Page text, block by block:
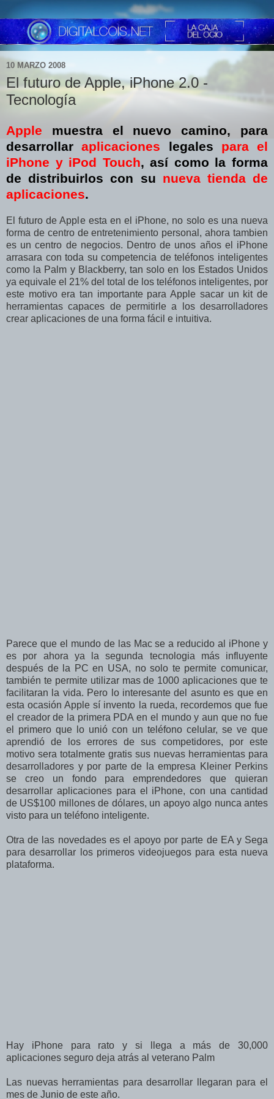
10 MARZO 2008
El futuro de Apple, iPhone 2.0 -
Tecnología
Apple muestra el nuevo camino, para
desarrollaraplicaciones legales para el
iPhone y iPod Touch, así como la forma
de distribuirlos con su nueva tienda de
aplicaciones.
El futuro de Apple esta en el iPhone, no solo es una nueva
forma de centro de entretenimiento personal, ahora tambien
es un centro de negocios. Dentro de unos años el iPhone
arrasara con toda su competencia de teléfonos inteligentes
como la Palm y Blackberry, tan solo en los Estados Unidos
ya equivale el 21% del total de los teléfonos inteligentes, por
este motivo era tan importante para Apple sacar un kit de
herramientas capaces de permitirle a los desarrolladores
crear aplicaciones de una forma fácil e intuitiva.
Parece que el mundo de las Mac se a reducido al iPhone y
es por ahora ya la segunda tecnologia más influyente
después de la PC en USA, no solo te permite comunicar,
también te permite utilizar mas de 1000 aplicaciones que te
facilitaran la vida. Pero lo interesante del asunto es que en
esta ocasión Apple sí invento la rueda, recordemos que fue
el creador de la primera PDA en el mundo y aun que no fue
el primero que lo unió con un teléfono celular, se ve que
aprendió de los errores de sus competidores, por este
motivo sera totalmente gratis sus nuevas herramientas para
desarrolladores y por parte de la empresa Kleiner Perkins
se creo un fondo para emprendedores que quieran
desarrollar aplicaciones para el iPhone, con una cantidad
de US$100 millones de dólares, un apoyo algo nunca antes
visto para un teléfono inteligente.
Otra de las novedades es el apoyo por parte de EA y Sega
para desarrollar los primeros videojuegos para esta nueva
plataforma.
Hay iPhone para rato y si llega a más de 30,000
aplicaciones seguro deja atrás al veterano Palm
Las nuevas herramientas para desarrollar llegaran para el
mes de Junio de este año.